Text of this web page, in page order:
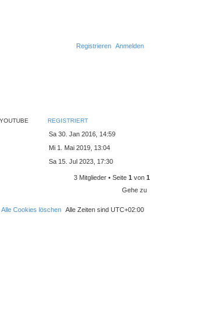
Anmelden
Registrieren
REGISTRIERT
Sa 30. Jan 2016, 14:59
Mi 1. Mai 2019, 13:04
Sa 15. Jul 2023, 17:30
3 Mitglieder • Seite 1 von 1
Gehe zu
Alle Zeiten sind UTC+02:00
Alle Cookies löschen